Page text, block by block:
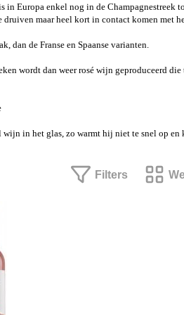
Europa enkel nog in de Champagnestreek
maar heel kort in contact komen met
dan de Franse en Spaanse varianten.
wordt dan weer rosé wijn geproduceerd die
in het glas, zo warmt hij niet te snel op en
Filters